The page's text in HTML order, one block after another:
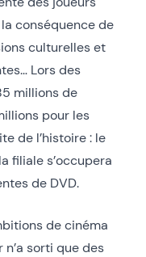
conséquence de
culturelles et
Lors des
millions de
pour les
de l’histoire : le
filiale s’occupera
de DVD.
de cinéma
n’a sorti que des